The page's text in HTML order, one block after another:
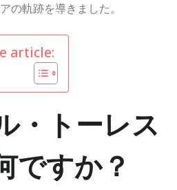
の軌跡を導きました。
article:
・トーレス
ですか？